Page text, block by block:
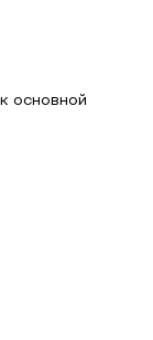
основной